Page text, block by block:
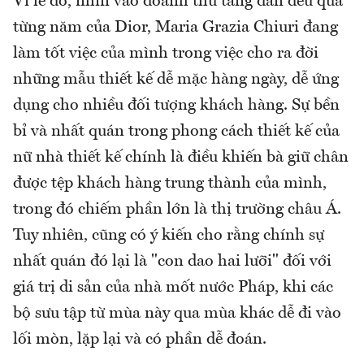
từng năm của Dior, Maria Grazia Chiuri đang
làm tốt việc của mình trong việc cho ra đời
những mẫu thiết kế dễ mặc hàng ngày, dễ ứng
dụng cho nhiều đối tượng khách hàng. Sự bền
bỉ và nhất quán trong phong cách thiết kế của
nữ nhà thiết kế chính là điều khiến bà giữ chân
được tệp khách hàng trung thành của mình,
trong đó chiếm phần lớn là thị trường châu Á.
Tuy nhiên, cũng có ý kiến cho rằng chính sự
nhất quán đó lại là "con dao hai lưỡi" đối với
giá trị di sản của nhà mốt nước Pháp, khi các
bộ sưu tập từ mùa này qua mùa khác dễ đi vào
lối mòn, lặp lại và có phần dễ đoán.